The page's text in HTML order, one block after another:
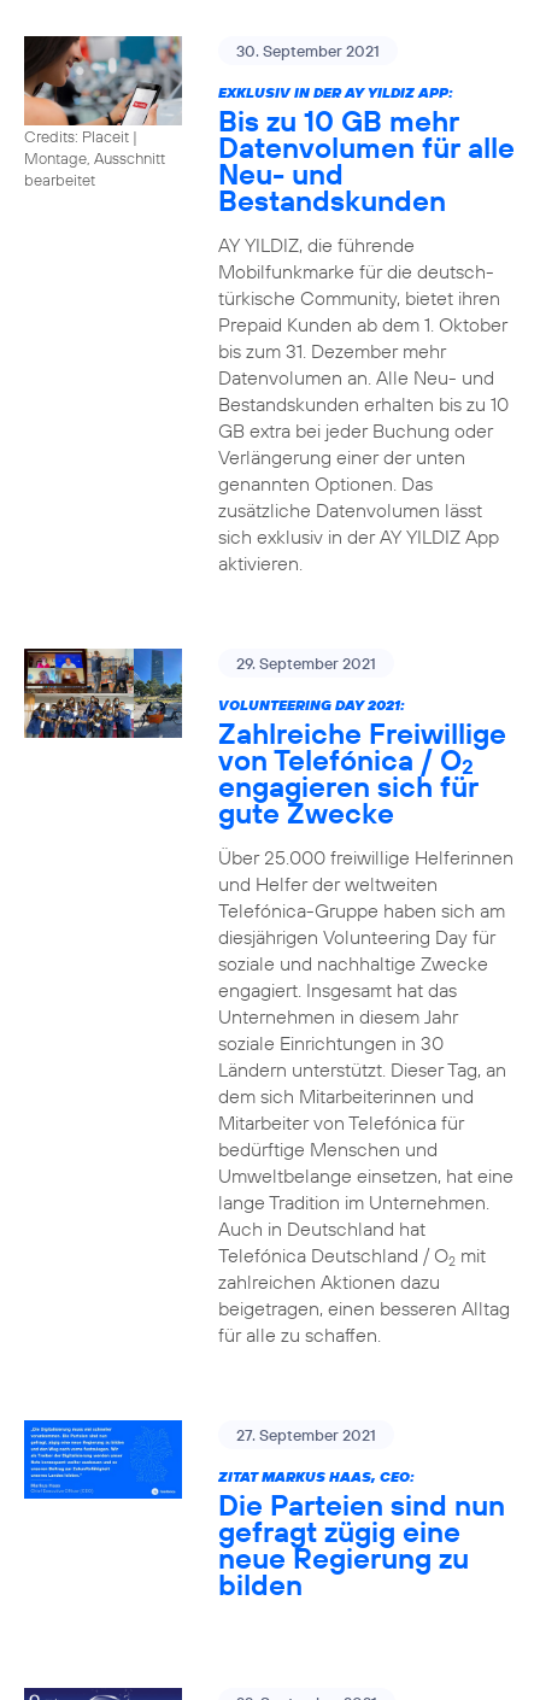
Credits: Placeit |
Montage, Ausschnitt
bearbeitet
30. September 2021
EXKLUSIV IN DER AY YILDIZ APP:
Bis zu 10 GB mehr
Datenvolumen für alle
Neu- und
Bestandskunden
AY YILDIZ, die führende
Mobilfunkmarke für die deutsch-
türkische Community, bietet ihren
Prepaid Kunden ab dem 1. Oktober
bis zum 31. Dezember mehr
Datenvolumen an. Alle Neu- und
Bestandskunden erhalten bis zu 10
GB extra bei jeder Buchung oder
Verlängerung einer der unten
genannten Optionen. Das
zusätzliche Datenvolumen lässt
sich exklusiv in der AY YILDIZ App
aktivieren.
29. September 2021
VOLUNTEERING DAY 2021:
Zahlreiche Freiwillige
von Telefónica / O2
engagieren sich für
gute Zwecke
Über 25.000 freiwillige Helferinnen
und Helfer der weltweiten
Telefónica-Gruppe haben sich am
diesjährigen Volunteering Day für
soziale und nachhaltige Zwecke
engagiert. Insgesamt hat das
Unternehmen in diesem Jahr
soziale Einrichtungen in 30
Ländern unterstützt. Dieser Tag, an
dem sich Mitarbeiterinnen und
Mitarbeiter von Telefónica für
bedürftige Menschen und
Umweltbelange einsetzen, hat eine
lange Tradition im Unternehmen.
Auch in Deutschland hat
Telefónica Deutschland / O2mit
zahlreichen Aktionen dazu
beigetragen, einen besseren Alltag
für alle zu schaffen.
27. September 2021
ZITAT MARKUS HAAS, CEO:
Die Parteien sind nun
gefragt zügig eine
neue Regierung zu
bilden